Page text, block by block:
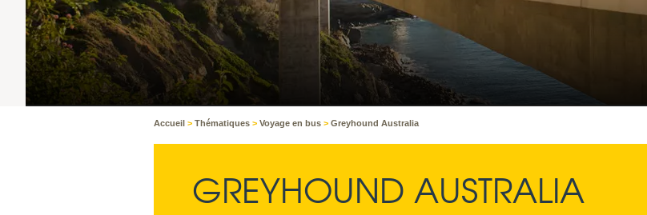
Accueil > Thématiques > Voyage en bus > Greyhound Australia
GREYHOUND AUSTRALIA